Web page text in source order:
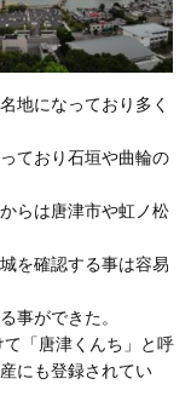
地になっており多く
ており石垣や曲輪の
らは唐津市や虹ノ松
を確認する事は容易
事ができた。
「唐津くんち」と呼
にも登録されてい